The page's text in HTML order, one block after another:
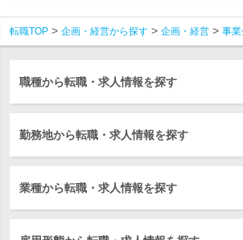
転職TOP 企画・経営から探す 企画・経営 事
職種から転職・求人情報を探す
勤務地から転職・求人情報を探す
業種から転職・求人情報を探す